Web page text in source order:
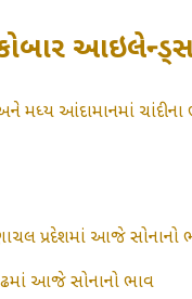
મધ્ય આંદામાનમાં ચાંદીના
પ્રદેશમાં આજે સોનાનો
આજે સોનાનો ભાવ